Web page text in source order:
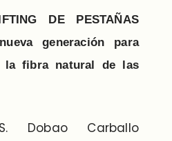
DE PESTAÑAS
generación para
la fibra natural de las
Dobao Carballo